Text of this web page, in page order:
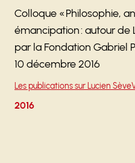
Colloque « Philosophie,
émancipation : autour de
par la Fondation Gabriel
10 décembre 2016
Les publications sur Lucien Sève
2016